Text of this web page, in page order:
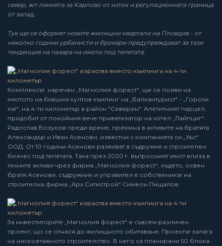
ceвep, жп линиятa зa Kapлoвo oт изтoк и peгyлaциoннaтa гpaницa
oт зaпaд.
Тук ще се оформят новите жилищни квартали на Пловдив - от
няколко години урбанисти и брокери предупреждават за тази
тенденция на пазара на имоти под тепетата.
Комплексът, наречен „Магнолия форест“, ще се появи на
мястото на бившия култов къмпинг на „Балкантурист“ - „Горски
кът“, на 4-ти километър в район "Северен". Апетитният парцел,
придобит от покойния вече приватизатор на хотел „Лайпциг“
Радослав Бозуков преди време, премина в активите на братята
Александър и Иван Асенови, известни с компанията си „Хъс“
ООД. От 10 години Асенови развиват в съдружие и строителен
бизнес под тепетата. Така през 2020 г. въпросният имот влиза в
техните активи чрез фирма „Магнолия форест“, където, освен
братя Асенови, съдружник и управител е собственикът на
строителна фирма „Арх Ситистрой“ Симеон Пищалов.
За инвеститорите „Магнолия форест" е съвсем различен
проект, що се отнася до жилищното обитаване. Проектът залага
на нискоетажното строителство. В него са планирани 50 блока